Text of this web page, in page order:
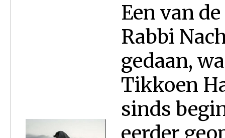
Een van
Rabbi
gedaan,
Tikkoen
sinds
eerder